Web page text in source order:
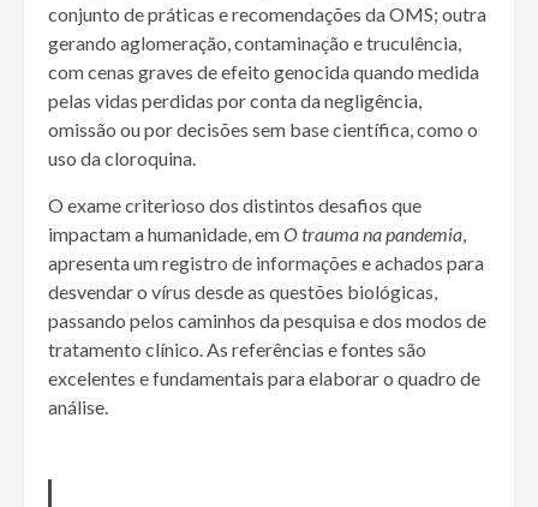
conjunto de práticas e recomendações da OMS; outra
gerando aglomeração, contaminação e truculência,
com cenas graves de efeito genocida quando medida
pelas vidas perdidas por conta da negligência,
omissão ou por decisões sem base científica, como o
uso da cloroquina.
O exame criterioso dos distintos desafios que
impactam a humanidade, emO trauma na pandemia,
apresenta um registro de informações e achados para
desvendar o vírus desde as questões biológicas,
passando pelos caminhos da pesquisa e dos modos de
tratamento clínico. As referências e fontes são
excelentes e fundamentais para elaborar o quadro de
análise.